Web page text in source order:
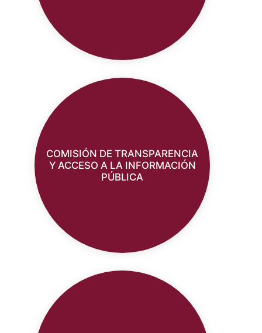
COMISIÓN DE TRANSPARENCIA
Y ACCESO A LA INFORMACIÓN
PÚBLICA